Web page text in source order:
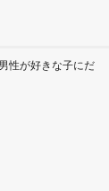
性が好きな子にだ